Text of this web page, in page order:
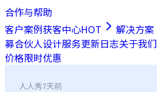
合作与帮助
客户案例获客中心HOT 解决方案
募合伙人设计服务更新日志关于我们
价格限时优惠
人人秀7天前